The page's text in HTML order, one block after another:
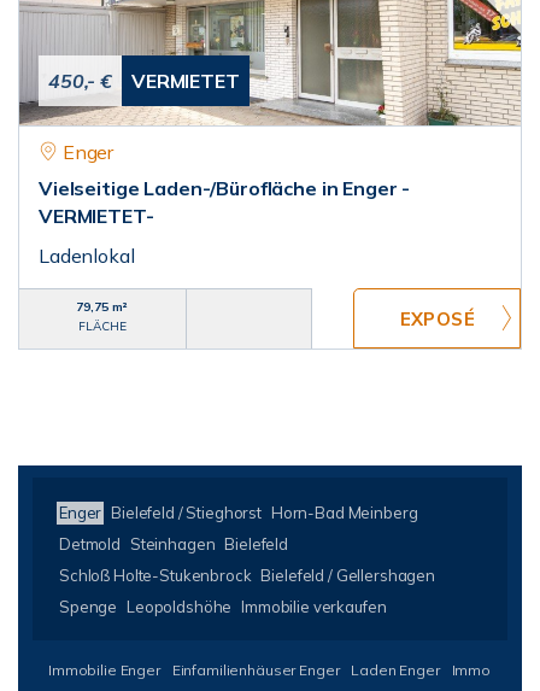
450,- € VERMIETET
Enger
Vielseitige Laden-/Bürofläche in Enger -
VERMIETET-
Ladenlokal
79,75 m²
FLÄCHE
Enger Bielefeld / Stieghorst Horn-Bad Meinberg
Detmold
Steinhagen Bielefeld
Schloß Holte-Stukenbrock Bielefeld / Gellershagen
Spenge Leopoldshöhe Immobilie verkaufen
Immobilie Enger Einfamilienhäuser Enger Laden Enger
Immo